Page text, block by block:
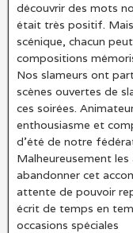
découvrir des mots
était très positif.
scénique, chacun
compositions
Nos slameurs ont
scènes ouvertes de
ces soirées.
enthousiasme et
d’été de notre
Malheureusement
abandonner cet
attente de pouvoir
écrit de temps en
occasions spéciales